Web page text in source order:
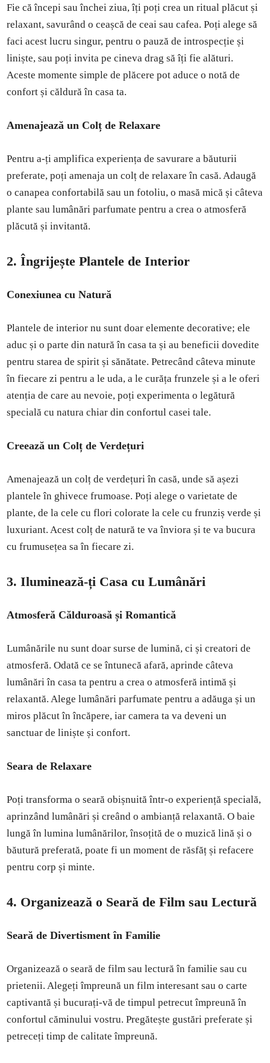
Fie că începi sau închei ziua, îți poți crea un ritual plăcut și
relaxant, savurând o ceașcă de ceai sau cafea. Poți alege să
faci acest lucru singur, pentru o pauză de introspecție și
liniște, sau poți invita pe cineva drag să îți fie alături.
Aceste momente simple de plăcere pot aduce o notă de
confort și căldură în casa ta.
Amenajează un Colț de Relaxare
Pentru a-ți amplifica experiența de savurare a băuturii
preferate, poți amenaja un colț de relaxare în casă. Adaugă
o canapea confortabilă sau un fotoliu, o masă mică și câteva
plante sau lumânări parfumate pentru a crea o atmosferă
plăcută și invitantă.
2. Îngrijește Plantele de Interior
Conexiunea cu Natură
Plantele de interior nu sunt doar elemente decorative; ele
aduc și o parte din natură în casa ta și au beneficii dovedite
pentru starea de spirit și sănătate. Petrecând câteva minute
în fiecare zi pentru a le uda, a le curăța frunzele și a le oferi
atenția de care au nevoie, poți experimenta o legătură
specială cu natura chiar din confortul casei tale.
Creează un Colț de Verdețuri
Amenajează un colț de verdețuri în casă, unde să așezi
plantele în ghivece frumoase. Poți alege o varietate de
plante, de la cele cu flori colorate la cele cu frunziș verde și
luxuriant. Acest colț de natură te va înviora și te va bucura
cu frumusețea sa în fiecare zi.
3. Iluminează-ți Casa cu Lumânări
Atmosferă Călduroasă și Romantică
Lumânările nu sunt doar surse de lumină, ci și creatori de
atmosferă. Odată ce se întunecă afară, aprinde câteva
lumânări în casa ta pentru a crea o atmosferă intimă și
relaxantă. Alege lumânări parfumate pentru a adăuga și un
miros plăcut în încăpere, iar camera ta va deveni un
sanctuar de liniște și confort.
Seara de Relaxare
Poți transforma o seară obișnuită într-o experiență specială,
aprinzând lumânări și creând o ambianță relaxantă. O baie
lungă în lumina lumânărilor, însoțită de o muzică lină și o
băutură preferată, poate fi un moment de răsfăț și refacere
pentru corp și minte.
4. Organizează o Seară de Film sau Lectură
Seară de Divertisment în Familie
Organizează o seară de film sau lectură în familie sau cu
prietenii. Alegeți împreună un film interesant sau o carte
captivantă și bucurați-vă de timpul petrecut împreună în
confortul căminului vostru. Pregătește gustări preferate și
petreceți timp de calitate împreună.